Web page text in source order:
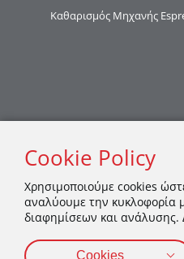
Καθαρισμός Μηχανής
Cookie Policy
Χρησιμοποιούμε cookies
αναλύουμε την κυκλοφορία
διαφημίσεων και ανάλυσης.
Cookies